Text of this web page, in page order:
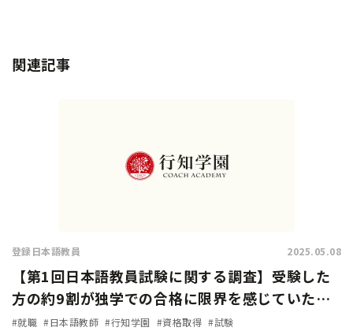
関連記事
登録日本語教員 2025.05.08
【第1回日本語教員試験に関する調査】受験した
方の約9割が独学での合格に限界を感じていた…
試験対策方法や試験の難易度は？
#就職 #日本語教師 #行知学園 #資格取得 #試験